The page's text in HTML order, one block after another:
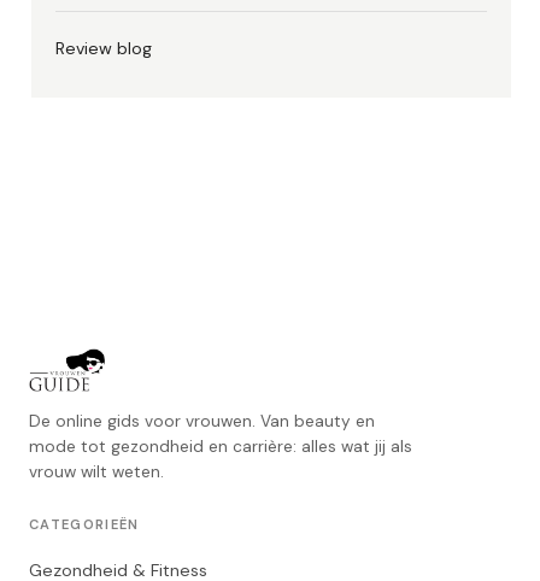
Review blog
De online gids voor vrouwen. Van beauty en
mode tot gezondheid en carrière: alles wat jij als
vrouw wilt weten.
CATEGORIEËN
Gezondheid & Fitness